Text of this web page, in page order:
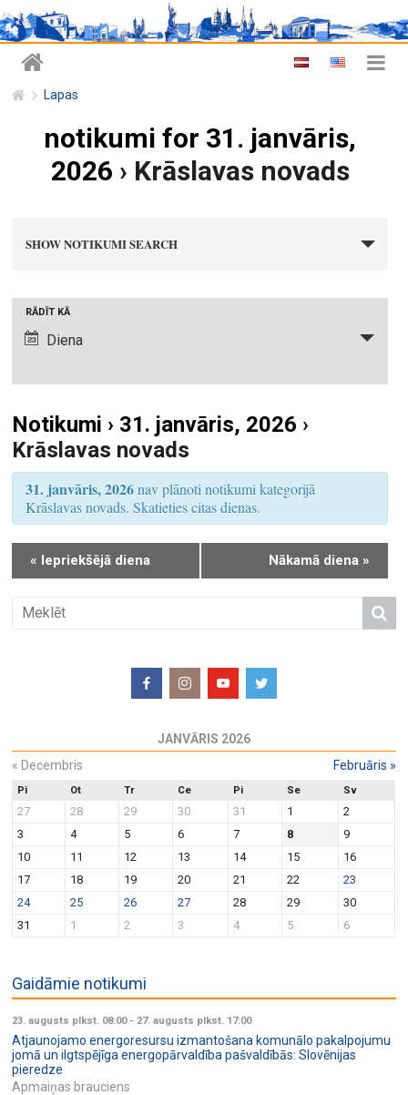
Lapas
notikumi for 31. janvāris,
2026 › Krāslavas novads
i
S
e
a
c
h
a
d
s
N
a
v
g
a
t
n
SHOW NOTIKUMI SEARCH
i
u
m
s
i
e
N
t
i
o
n
RĀDĪT KĀ
Diena
Notikumi › 31. janvāris, 2026 ›
Krāslavas novads
31. janvāris, 2026nav plānoti notikumi kategorijā
Krāslavas novads. Skatieties citas dienas.
« Iepriekšējā diena Nākamā diena »
JANVĀRIS 2026
« Decembris Februāris »
Pi Ot Tr Ce Pi Se Sv
27 28 29 30 31 1
2
3
4 5 6 7 8
9
10
11 12 13 14 15
16
17
18 19 20 21 22
23
24
25 26 27 28 29
30
31
1 2 3 4 5 6
Gaidāmie notikumi
23. augusts plkst. 08:00- 27. augusts plkst. 17:00
Atjaunojamo energoresursu izmantošana komunālo pakalpojumu
jomā un ilgtspējīga energopārvaldība pašvaldībās: Slovēnijas
pieredze
Apmaiņas brauciens